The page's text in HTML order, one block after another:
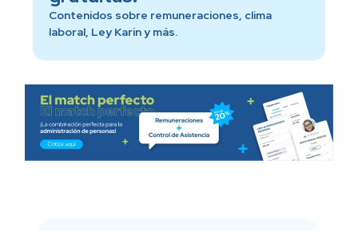
Contenidos sobre remuneraciones, clima
laboral, Ley Karin y más.